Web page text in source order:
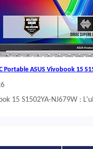
Portable ASUS Vivobook 15
15 S1502YA-NJ679W